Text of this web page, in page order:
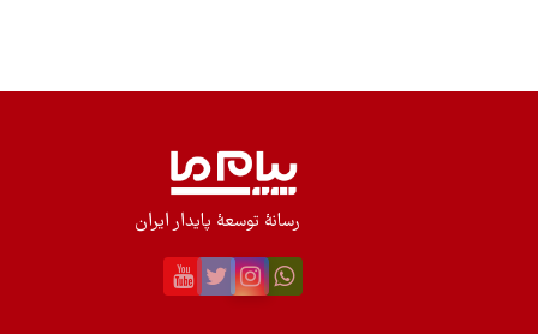
مقاومت کوتاه کند، چون این نهادها ممکن است از نظر FATF
رسانۀ توسعۀ پایدار ایران